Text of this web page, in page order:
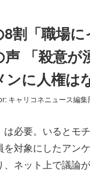
割「職場
「殺意が
に人権は
キャリコネニュース編集
必要。いるとモ
対象にしたアン
ネット上で議論が